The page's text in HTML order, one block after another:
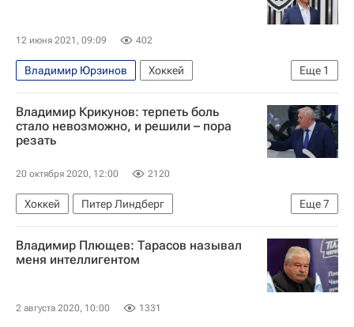
12 июня 2021, 09:09 402
Еще 1
Владимир Юрзинов
Хоккей
КХЛ 2025-2026
Владимир Крикунов: терпеть боль
стало невозможно, и решили – пора
резать
20 октября 2020, 12:00 2120
Еще7
Хоккей
Питер Линдберг
Владимир Крикунов
Андрей Скопинцев
Интервью РИА Спорт
КХЛ 2025-2026
СКА (Санкт-Петербург)
Спорт в условиях пандемии коронавируса
Владимир Плющев: Тарасов называл
меня интеллигентом
2 августа 2020, 10:00 1331